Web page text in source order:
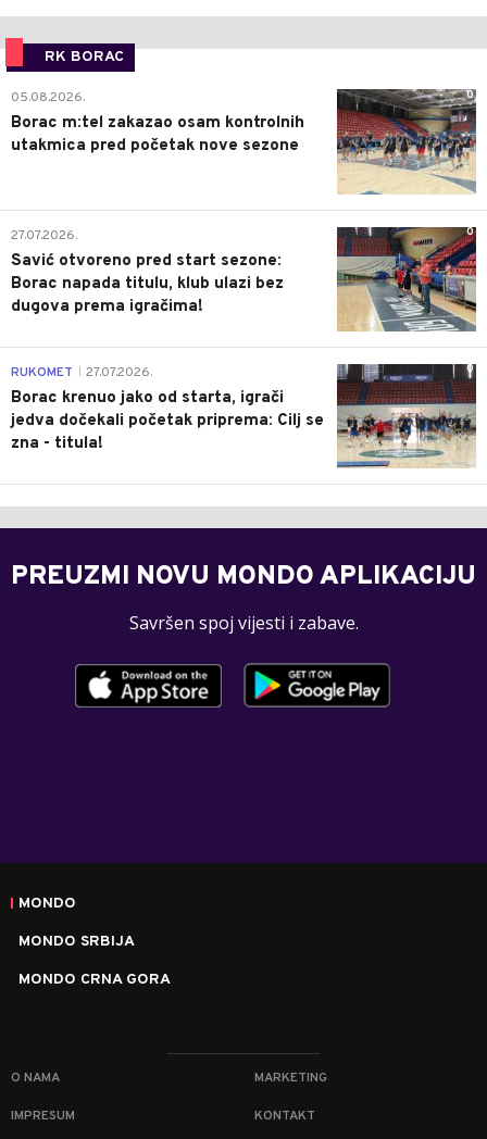
RK BORAC
0
05.08.2026.
Borac m:tel zakazao osam kontrolnih
utakmica pred početak nove sezone
0
27.07.2026.
Savić otvoreno pred start sezone:
Borac napada titulu, klub ulazi bez
dugova prema igračima!
0
RUKOMET 27.07.2026.
Borac krenuo jako od starta, igrači
jedva dočekali početak priprema: Cilj se
zna - titula!
PREUZMI NOVU MONDO APLIKACIJU
Savršen spoj vijesti i zabave.
MONDO
MONDO SRBIJA
MONDO CRNA GORA
O NAMA MARKETING
IMPRESUM KONTAKT